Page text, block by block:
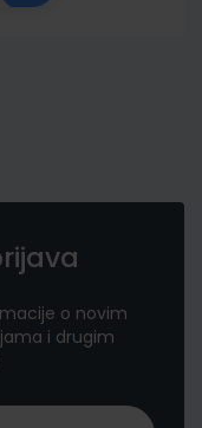
o novim
i drugim